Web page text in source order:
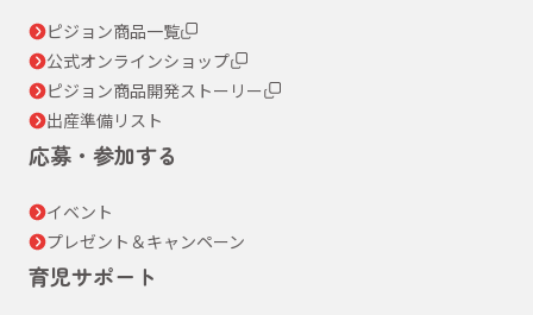
ピジョン商品一覧
公式オンラインショップ
ピジョン商品開発ストーリー
出産準備リスト
応募・参加する
イベント
プレゼント＆キャンペーン
育児サポート